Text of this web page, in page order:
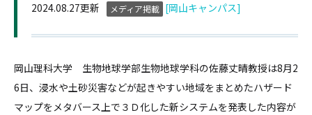
2024.08.27更新 メディア掲載 [岡山キャンパス]
岡山理科大学 生物地球学部生物地球学科の佐藤丈晴教授は8月2
6日、浸水や土砂災害などが起きやすい地域をまとめたハザード
マップをメタバース上で３Ｄ化した新システムを発表した内容が